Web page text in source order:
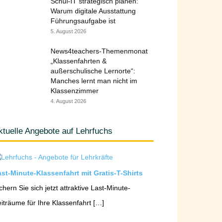
Warum digitale Ausstattung
Führungsaufgabe ist
5. August 2026
News4teachers-Themenmonat
„Klassenfahrten &
außerschulische Lernorte“:
Manches lernt man nicht im
Klassenzimmer
4. August 2026
Angebote auf Lehrfuchs
Minute-Klassenfahrt mit Gratis-T-Shirts
Sie sich jetzt attraktive Last-Minute-
für Ihre Klassenfahrt […]